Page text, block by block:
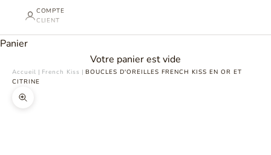
COMPTE
CLIENT
Panier
Votre panier est vide
Accueil | French Kiss | BOUCLES D'OREILLES FRENCH KISS EN OR ET
CITRINE
Zoomer sur l'image